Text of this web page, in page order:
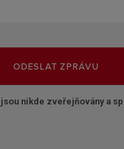
ODESLAT ZPRÁVU
nikde zveřejňovány a